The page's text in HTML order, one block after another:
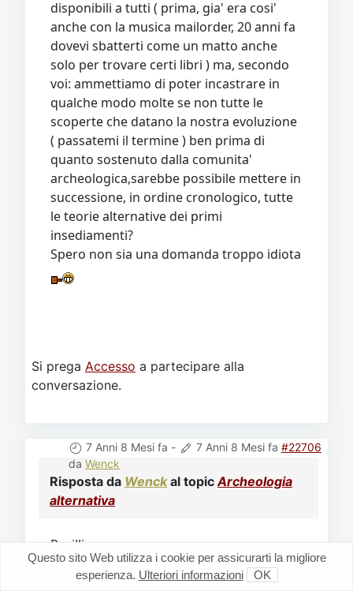
disponibili a tutti ( prima, gia' era cosi'
anche con la musica mailorder, 20 anni fa
dovevi sbatterti come un matto anche
solo per trovare certi libri ) ma, secondo
voi: ammettiamo di poter incastrare in
qualche modo molte se non tutte le
scoperte che datano la nostra evoluzione
( passatemi il termine ) ben prima di
quanto sostenuto dalla comunita'
archeologica,sarebbe possibile mettere in
successione, in ordine cronologico, tutte
le teorie alternative dei primi
insediamenti?
Spero non sia una domanda troppo idiota
Si prega Accesso a partecipare alla
conversazione.
7 Anni 8 Mesi fa - 7 Anni 8 Mesi fa #22706
da Wenck
Risposta da Wenckal topicArcheologia
alternativa
Pavillion
Libri, mammamia, non invidio il
Questo sito Web utilizza i cookie per assicurarti la migliore
esperienza. Ulteriori informazioni OK